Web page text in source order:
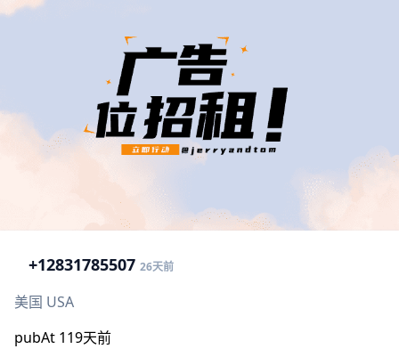
+12831785507 26天前
美国 USA
pubAt 119天前